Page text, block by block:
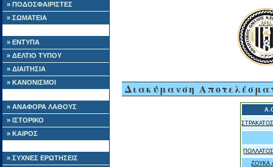
» ΠΟΔΟΣΦΑΙΡΙΣΤΕΣ
» ΣΩΜΑΤΕΙΑ
» ΕΝΤΥΠΑ
» ΔΕΛΤΙΟ ΤΥΠΟΥ
» ΔΙΑΙΤΗΣΙΑ
» ΚΑΝΟΝΙΣΜΟΙ
» ΑΝΑΦΟΡΑ ΛΑΘΟΥΣ
» ΙΣΤΟΡΙΚΟ
» ΚΑΙΡΟΣ
» ΣΥΧΝΕΣ ΕΡΩΤΗΣΕΙΣ
Διακύμανση
ΖΟΥΚΑ